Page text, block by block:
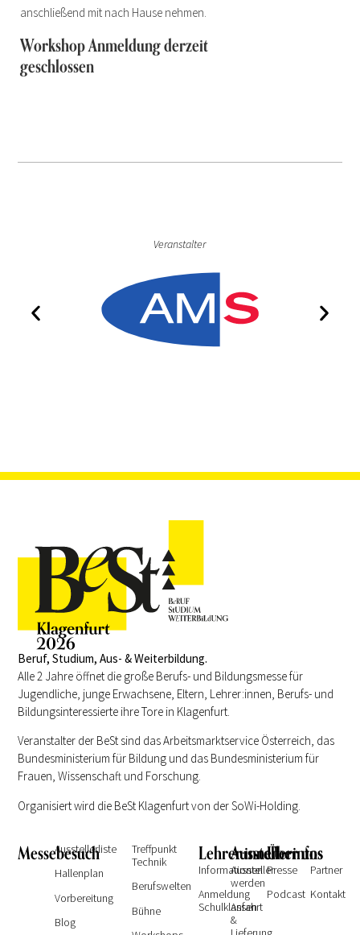
anschließend mit nach Hause nehmen.
Workshop Anmeldung derzeit
geschlossen
Veranstalter
Beruf, Studium, Aus- & Weiterbildung.
Alle 2 Jahre öffnet die große Berufs- und Bildungsmesse für
Jugendliche, junge Erwachsene, Eltern, Lehrer:innen, Berufs- und
Bildungsinteressierte ihre Tore in Klagenfurt.
Veranstalter der BeSt sind das Arbeitsmarktservice Österreich, das
Bundesministerium für Bildung und das Bundesministerium für
Frauen, Wissenschaft und Forschung.
Organisiert wird die BeSt Klagenfurt von der SoWi-Holding.
Messebesuch
Ausstellerliste
Hallenplan
Vorbereitung
Blog
Treffpunkt
Technik
Berufswelten
Bühne
Lehrer:innen
Informationen
Anmeldung
Schulklassen
Ausstellerinfos
Aussteller
werden
Anfahrt
&
Über uns
Presse
Podcast
Partner
Kontakt